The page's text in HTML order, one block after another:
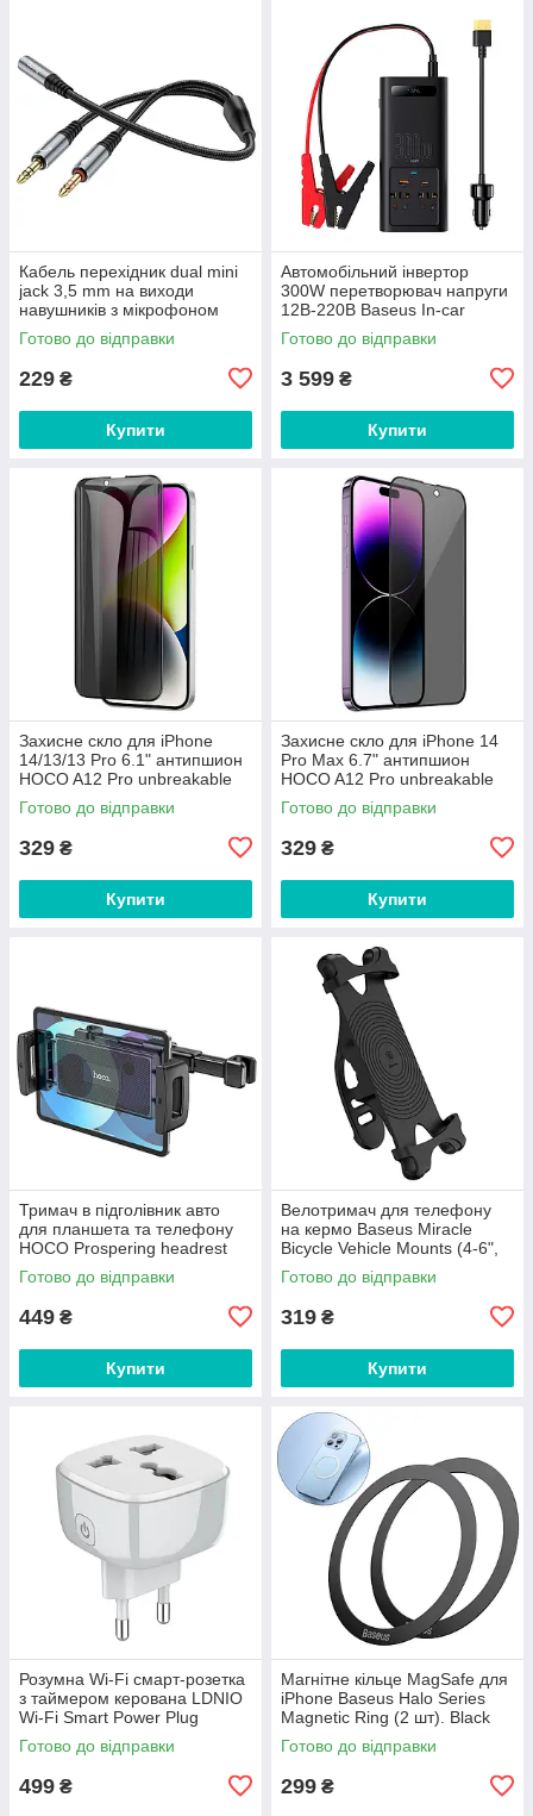
Кабель перехідник dual mini
jack 3,5 mm на виходи
навушників з мікрофоном
Hoco 2in1 audio adapter. Grey
Готово до відправки
229 ₴
Купити
Автомобільний інвертор
300W перетворювач напруги
12В-220В Baseus In-car
Inverter 300W (220V CN/EU)
Готово до відправки
3 599 ₴
Купити
Захисне скло для iPhone
14/13/13 Pro 6.1" антипшион
HOCO A12 Pro unbreakable
edge privacy protection
Готово до відправки
329 ₴
Купити
Захисне скло для iPhone 14
Pro Max 6.7" антипшион
HOCO A12 Pro unbreakable
edge privacy protection
Готово до відправки
329 ₴
Купити
Тримач в підголівник авто
для планшета та телефону
HOCO Prospering headrest
car (4.7-12.9"). Black
Готово до відправки
449 ₴
Купити
Велотримач для телефону
на кермо Baseus Miracle
Bicycle Vehicle Mounts (4-6",
силікон алюміній). Black
Готово до відправки
319 ₴
Купити
Розумна Wi-Fi смарт-розетка
з таймером керована LDNIO
Wi-Fi Smart Power Plug
(2500W 10A 2.4Ghz). White
Готово до відправки
499 ₴
Магнітне кільце MagSafe для
iPhone Baseus Halo Series
Magnetic Ring (2 шт). Black
Готово до відправки
299 ₴